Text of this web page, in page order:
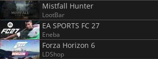
Mistfall Hunter
LootBar
EA SPORTS FC 27
Eneba
Forza Horizon 6
LDShop